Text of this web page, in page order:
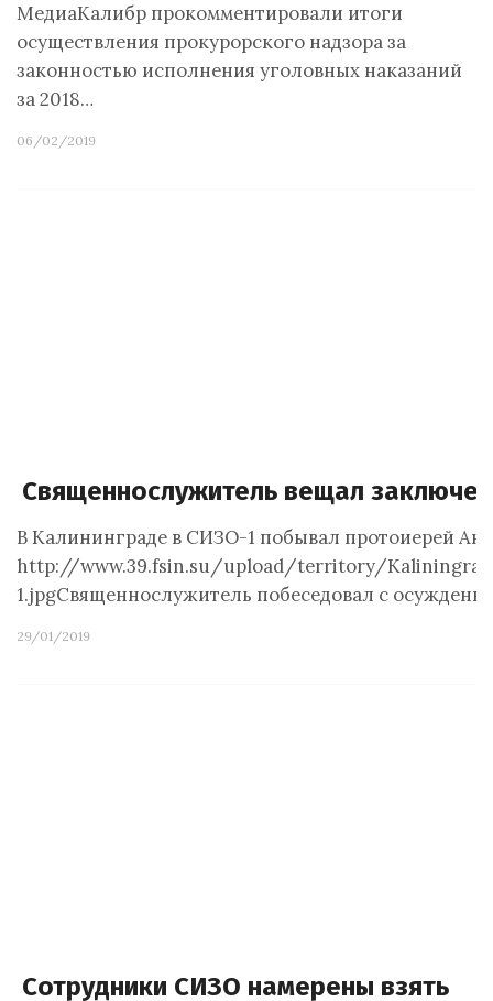
МедиаКалибр прокомментировали итоги
осуществления прокурорского надзора за
законностью исполнения уголовных наказаний
за 2018…
06/02/2019
Священнослужитель вещал
В Калининграде в СИЗО-1 побывал протоиерей
http://www.39.fsin.su/upload/territory/Kaliningrad/
1.jpgСвященнослужитель побеседовал с
29/01/2019
Сотрудники СИЗО намерены взять